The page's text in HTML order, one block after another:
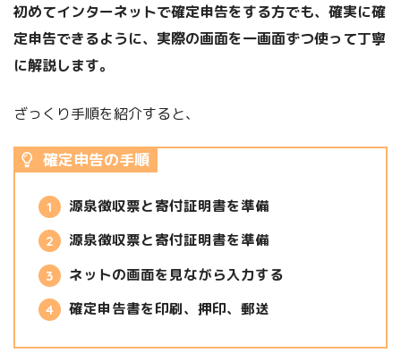
初めてインターネットで確定申告をする方でも、確実に確
定申告できるように、実際の画面を一画面ずつ使って丁寧
に解説します。
ざっくり手順を紹介すると、
確定申告の手順
源泉徴収票と寄付証明書を準備
源泉徴収票と寄付証明書を準備
ネットの画面を見ながら入力する
確定申告書を印刷、押印、郵送